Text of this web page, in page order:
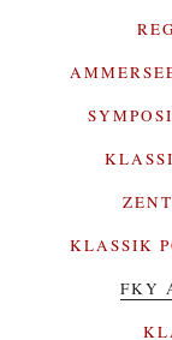
KLASSIK
FKY